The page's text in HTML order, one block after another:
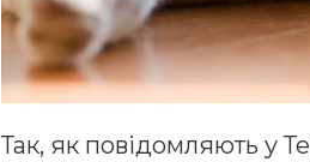
Так, як повідомляють у